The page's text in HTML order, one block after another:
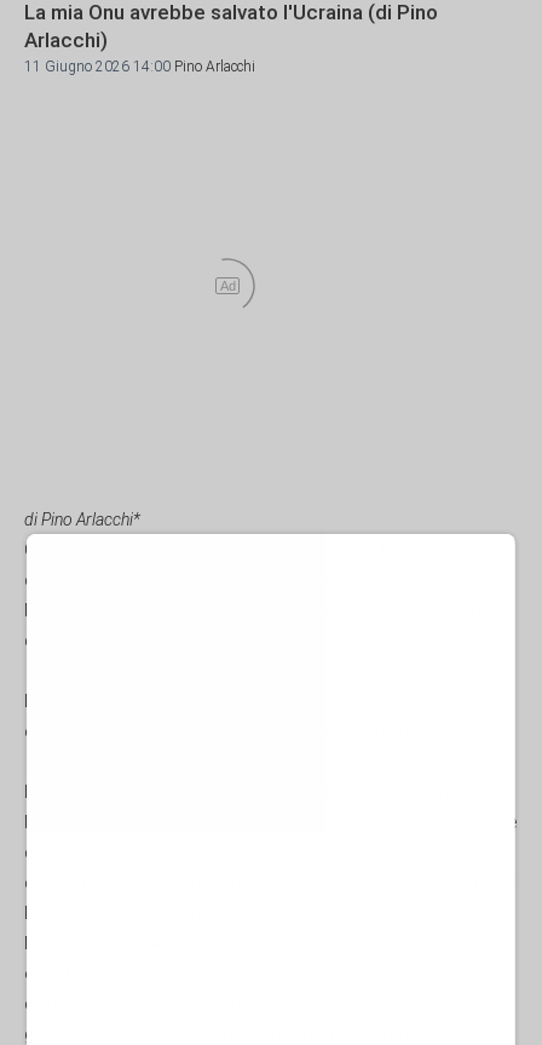
La mia Onu avrebbe salvato l'Ucraina (di Pino
Arlacchi)
11 Giugno 2026 14:00 Pino Arlacchi
Ad
di Pino Arlacchi*
C’è una domanda che vale la pena di porsi con franchezza, ora
che l’Ucraina è ridotta a un campo di battaglia e l’Europa subisce
questa catastrofe era evitabile?
coraggio e l’onestà di riflettere sulle sue cause di fondo.
Minsk. Firmati nel 2014 e nel 2015 sotto la supervisione nominale
di Francia e Germania, questi accordi avrebbero dovuto
costituire la cornice diplomatica di una soluzione del conflitto nel
e Merkel, i leader europei che li avevano garantiti, hanno
dichiarato pubblicamente di aver usato Minsk solo per
guadagnare tempo, per permettere all’Ucraina di riarmarsi e